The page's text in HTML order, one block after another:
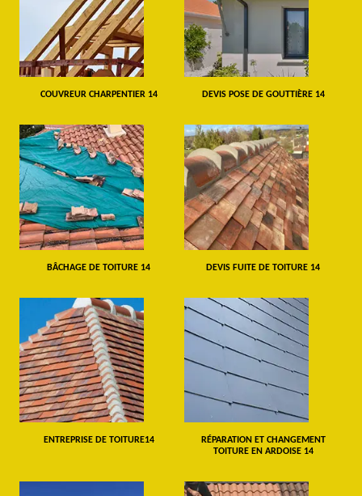
COUVREUR CHARPENTIER 14 DEVIS POSE DE GOUTTIÈRE 14
BÂCHAGE DE TOITURE 14 DEVIS FUITE DE TOITURE 14
ENTREPRISE DE TOITURE14
RÉPARATION ET CHANGEMENT
TOITURE EN ARDOISE 14